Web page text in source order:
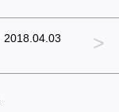
2018.04.03 >